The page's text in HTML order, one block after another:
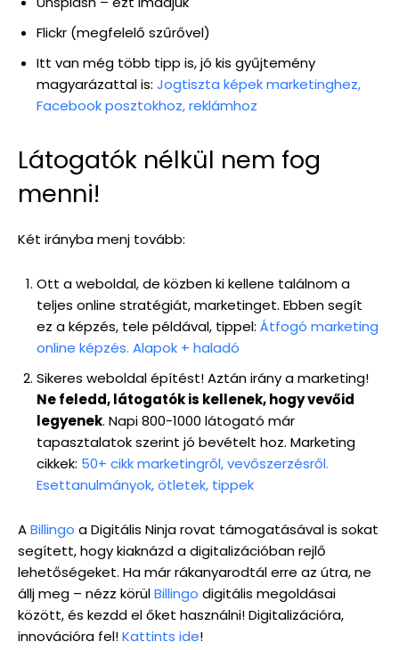
Flickr (megfelelő szűrővel)
Itt van még több tipp is, jó kis gyűjtemény
magyarázattal is: Jogtiszta képek marketinghez,
Facebook posztokhoz, reklámhoz
Látogatók nélkül nem fog
menni!
Két irányba menj tovább:
Ott a weboldal, de közben ki kellene találnom a
teljes online stratégiát, marketinget. Ebben segít
ez a képzés, tele példával, tippel: Átfogó marketing
online képzés. Alapok + haladó
Sikeres weboldal építést! Aztán irány a marketing!
Ne feledd, látogatók is kellenek, hogy vevőid
legyenek. Napi 800-1000 látogató már
tapasztalatok szerint jó bevételt hoz. Marketing
cikkek: 50+ cikk marketingről, vevőszerzésről.
Esettanulmányok, ötletek, tippek
ABillingo a Digitális Ninja rovat támogatásával is sokat
segített, hogy kiaknázd a digitalizációban rejlő
lehetőségeket. Ha már rákanyarodtál erre az útra, ne
állj meg – nézz körülBillingo digitális megoldásai
között, és kezdd el őket használni! Digitalizációra,
innovációra fel!Kattints ide!